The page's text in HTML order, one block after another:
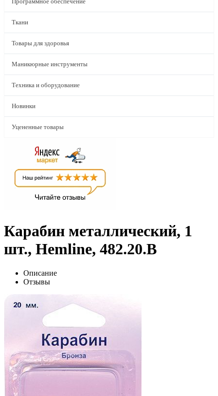
Ткани
Товары для здоровья
Маникюрные инструменты
Техника и оборудование
Новинки
Уцененные товары
Карабин металлический, 1
шт., Hemline, 482.20.B
Описание
Отзывы